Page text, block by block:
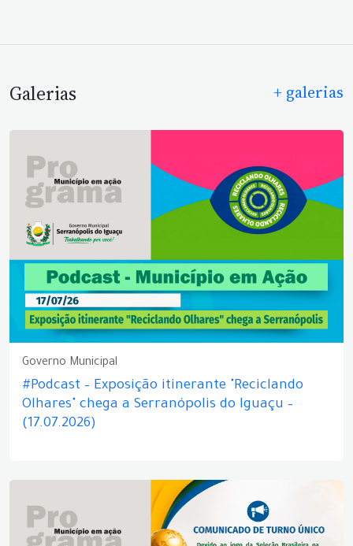
Galerias + galerias
Governo Municipal
#Podcast – Exposição itinerante "Reciclando
Olhares" chega a Serranópolis do Iguaçu –
(17.07.2026)